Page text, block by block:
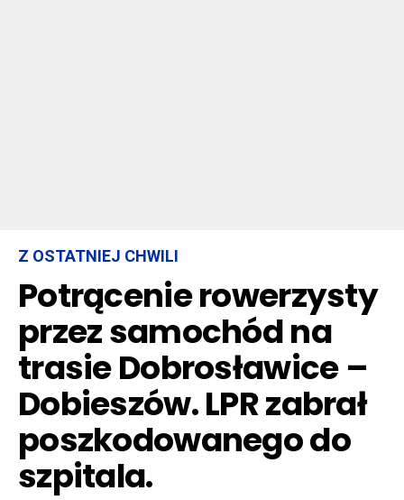
Z OSTATNIEJ CHWILI
Potrącenie rowerzysty
przez samochód na
trasie Dobrosławice –
Dobieszów. LPR zabrał
poszkodowanego do
szpitala.